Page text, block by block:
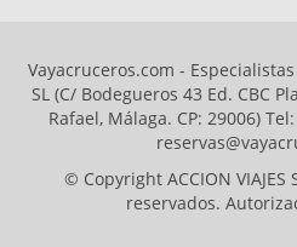
Vayacruceros.com -
SL (C/ Bodegueros 43 Ed. CBC
Rafael, Málaga. CP: 29006)
© Copyright ACCION VIAJES
reservados.